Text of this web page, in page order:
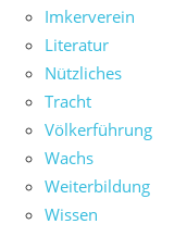
Imkerverein
Literatur
Nützliches
Tracht
Völkerführung
Wachs
Weiterbildung
Wissen